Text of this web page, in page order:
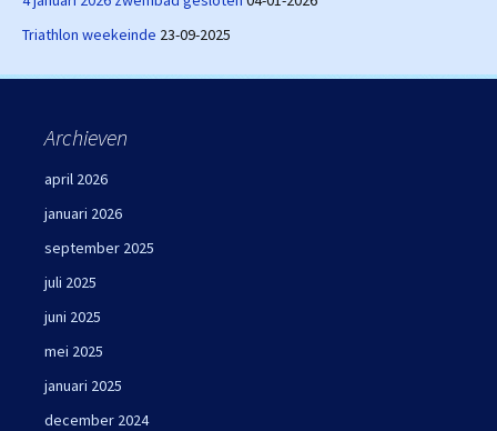
Triathlon weekeinde 23-09-2025
Archieven
april 2026
januari 2026
september 2025
juli 2025
juni 2025
mei 2025
januari 2025
december 2024